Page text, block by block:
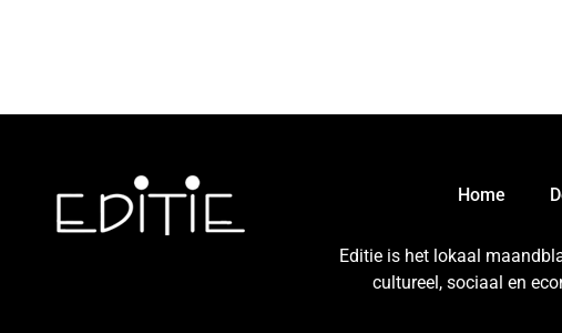
Home
Editie is het lokaal
cultureel, sociaal en